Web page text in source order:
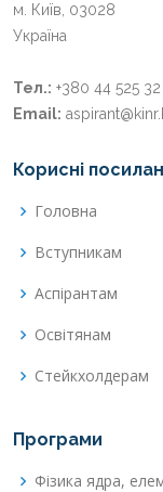
м. Київ, 03028
Україна
Тел.: +380 44 525
Email:
Корисні
Головна
Вступникам
Аспірантам
Освітянам
Стейкхолдерам
Програми
Фізика ядра,